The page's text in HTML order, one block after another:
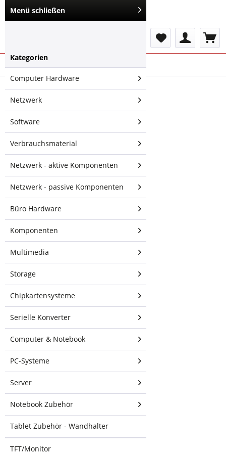
Übersicht
Menü schließen
Kategorien
Computer Hardware
Netzwerk
Software
Verbrauchsmaterial
Netzwerk - aktive Komponenten
Netzwerk - passive Komponenten
Büro Hardware
Komponenten
Multimedia
Storage
Chipkartensysteme
Serielle Konverter
Computer & Notebook
PC-Systeme
Server
Notebook Zubehör
Tablet Zubehör - Wandhalter
TFT/Monitor
VESA Standfuß
Halterung
höhenverstellbar
für Tablet,
Display, Monitor
7,5cm/10cm,
weiß
93,30 € *
inkl. MwSt.zzgl. Versandkosten
Sofort versandfertig,
Lieferzeit ca. 1-3 Werktage
Bewerten
Artikel-
Nr.:
198302
Hersteller: